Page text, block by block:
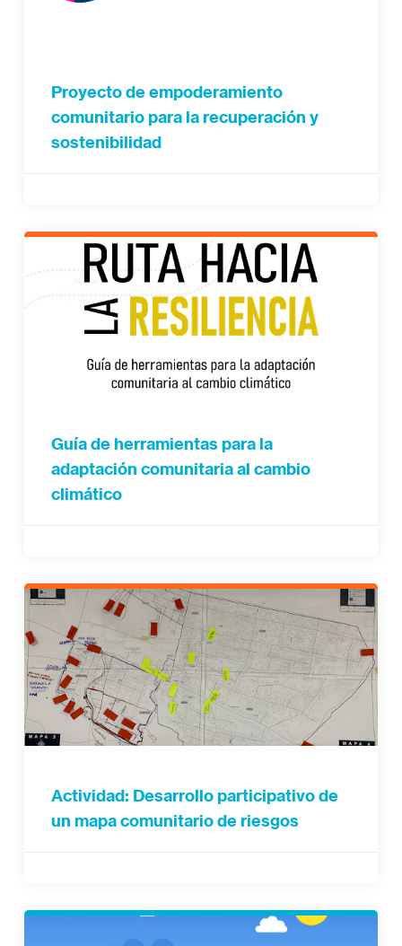
Proyecto de empoderamiento
comunitario para la recuperación y
sostenibilidad
Guía de herramientas para la
adaptación comunitaria al cambio
climático
Actividad: Desarrollo participativo de
un mapa comunitario de riesgos